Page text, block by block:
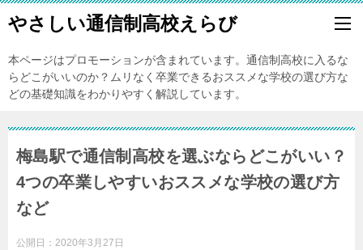
やさしい通信制高校えらび
本ページはプロモーションが含まれています。通信制高校に入るな
らどこがいいのか？ムリなく卒業できるおススメな学校の選び方な
どの基礎知識をわかりやすく解説しています。
梅島駅で通信制高校を選ぶならどこがいい？
4つの卒業しやすいおススメな学校の選び方
など
公開日： 2020年3月27日